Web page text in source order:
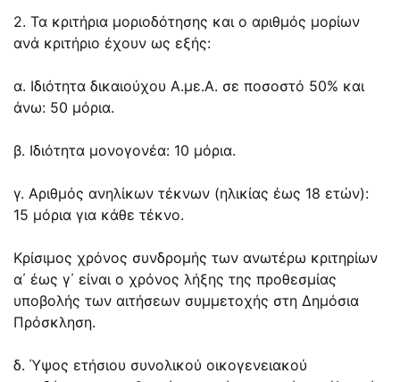
2. Τα κριτήρια μοριοδότησης και ο αριθμός μορίων
ανά κριτήριο έχουν ως εξής:
α. Ιδιότητα δικαιούχου Α.με.Α. σε ποσοστό 50% και
άνω: 50 μόρια.
β. Ιδιότητα μονογονέα: 10 μόρια.
γ. Αριθμός ανηλίκων τέκνων (ηλικίας έως 18 ετών):
15 μόρια για κάθε τέκνο.
Κρίσιμος χρόνος συνδρομής των ανωτέρω κριτηρίων
α΄ έως γ΄ είναι ο χρόνος λήξης της προθεσμίας
υποβολής των αιτήσεων συμμετοχής στη Δημόσια
Πρόσκληση.
δ. Ύψος ετήσιου συνολικού οικογενειακού